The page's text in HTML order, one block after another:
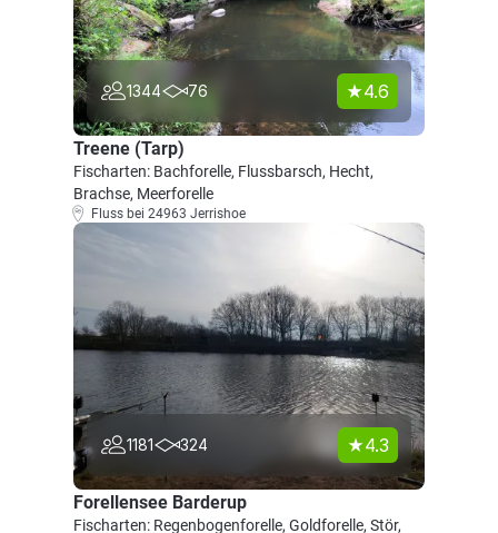
1344 76 4.6
Treene (Tarp)
Fischarten: Bachforelle, Flussbarsch, Hecht,
Brachse, Meerforelle
Fluss bei 24963 Jerrishoe
1181 324 4.3
Forellensee Barderup
Fischarten: Regenbogenforelle, Goldforelle, Stör,